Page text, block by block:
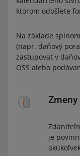
ktorom odošlete
Na základe
(napr. daňový
zastupovať v
OSS alebo
je